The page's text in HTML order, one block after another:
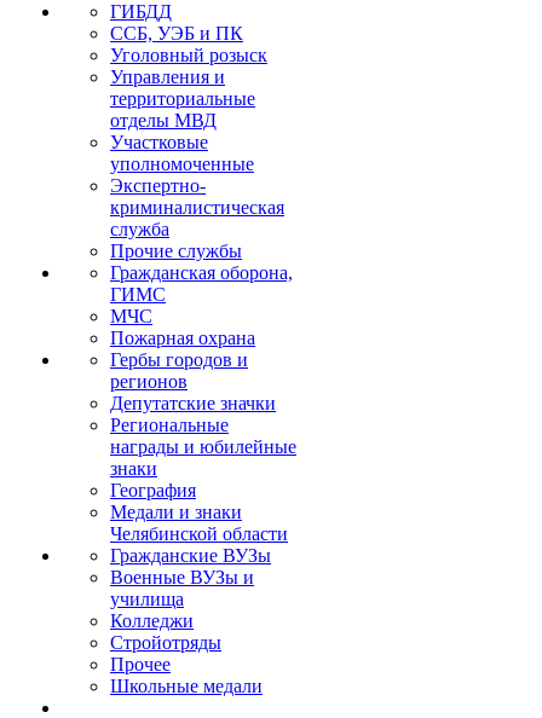
ГИБДД
ССБ, УЭБ и ПК
Уголовный розыск
Управления и
территориальные
отделы МВД
Участковые
уполномоченные
Экспертно-
криминалистическая
служба
Прочие службы
Гражданская оборона,
ГИМС
МЧС
Пожарная охрана
Гербы городов и
регионов
Депутатские значки
Региональные
награды и юбилейные
знаки
География
Медали и знаки
Челябинской области
Гражданские ВУЗы
Военные ВУЗы и
училища
Колледжи
Стройотряды
Прочее
Школьные медали